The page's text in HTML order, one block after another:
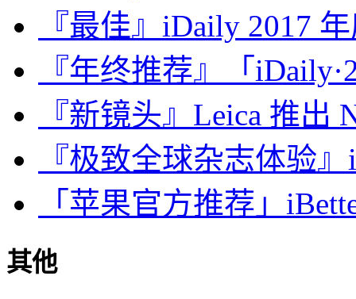
『最佳』iDaily 2017
『年终推荐』「
『新镜头』Leica 推出
『极致全球杂志体验
「苹果官方推荐」
其他